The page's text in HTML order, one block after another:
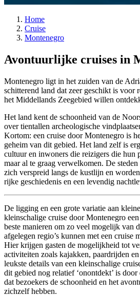
Home
Cruise
Montenegro
Avontuurlijke cruises in
Montenegro ligt in het zuiden van de
schitterend land dat zeer geschikt is voor
het Middellands Zeegebied willen
Het land kent de schoonheid van de
over tientallen archeologische
Kortom: een cruise door Montenegro is
geheim van dit gebied. Het land zelf is
cultuur en inwoners die reizigers die hun
maar al te graag verwelkomen. De
zich verspreid langs de kustlijn en
rijke geschiedenis en een levendig
De ligging en een grote variatie aan
kleinschalige cruise door Montenegro
beste manieren om zo veel mogelijk van
afgelegen regio’s kunnen met een cruise
Hier krijgen gasten de mogelijkheid tot
activiteiten zoals kajakken, paardrijden
leukste details van een kleinschalige
dit gebied nog relatief ‘onontdekt’ is
dat bezoekers de schoonheid en het
zichzelf hebben.